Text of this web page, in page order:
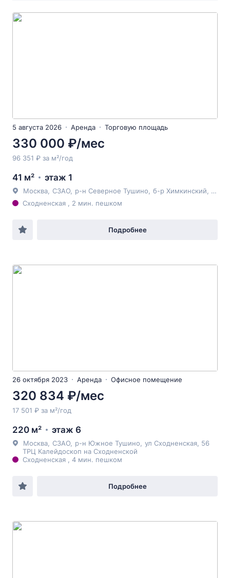
5 августа 2026 Аренда Торговую площадь
330 000 ₽/мес
96 351 ₽ за м²/год
41 м² этаж 1
Москва СЗАО р-н Северное Тушино б-р Химкинский
Сходненская , 2 мин. пешком
Подробнее
26 октября 2023 Аренда Офисное помещение
320 834 ₽/мес
17 501 ₽ за м²/год
220 м² этаж 6
Москва СЗАО р-н Южное Тушино ул Сходненская , 56
ТРЦ Калейдоскоп на Сходненской
Сходненская , 4 мин. пешком
Подробнее